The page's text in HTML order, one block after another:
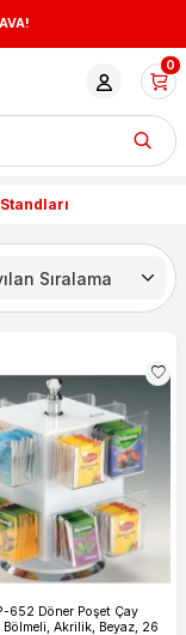
0
652 Döner Poşet Çay
Bölmeli, Akrilik, Beyaz, 26